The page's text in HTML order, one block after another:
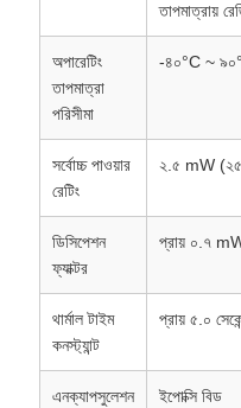
তাপমাত্রায়
অপারেটিং
তাপমাত্রা
পরিসীমা
-৪০°C ~
সর্বোচ্চ পাওয়ার
রেটিং
২.৫ mW
ডিসিপেশন
ফ্যাক্টর
প্রায় ০.৭
থার্মাল টাইম
কনস্ট্যান্ট
প্রায় ৫.০
এনক্যাপসুলেশন
ইপোক্সি বিড